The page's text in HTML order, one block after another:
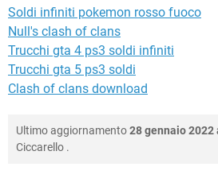
Soldi infiniti pokemon rosso fuoco
Null's clash of clans
Trucchi gta 4 ps3 soldi infiniti
Trucchi gta 5 ps3 soldi
Clash of clans download
Ultimo aggiornamento28 gennaio 2022
Ciccarello .